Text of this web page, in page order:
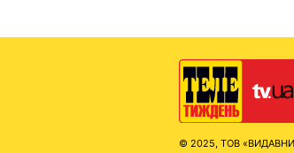
© 2025, ТОВ